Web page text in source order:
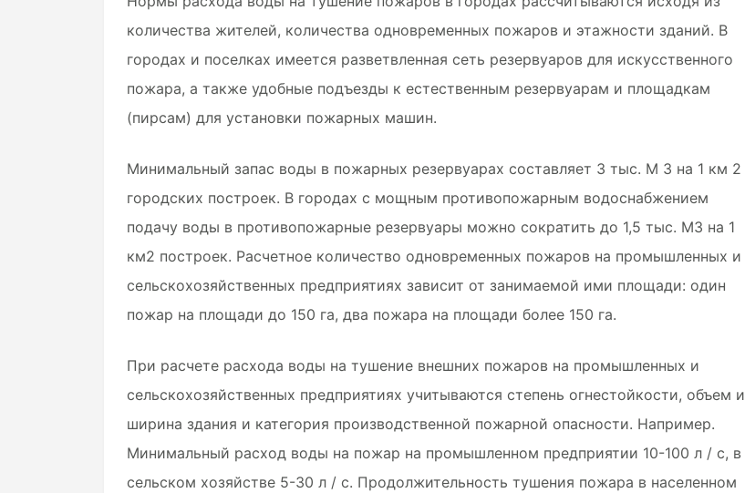
количества жителей, количества одновременных пожаров и этажности зданий. В
городах и поселках имеется разветвленная сеть резервуаров для искусственного
пожара, а также удобные подъезды к естественным резервуарам и площадкам
(пирсам) для установки пожарных машин.
Минимальный запас воды в пожарных резервуарах составляет 3 тыс. М 3 на 1 км 2
городских построек. В городах с мощным противопожарным водоснабжением
подачу воды в противопожарные резервуары можно сократить до 1,5 тыс. М3 на 1
км2 построек. Расчетное количество одновременных пожаров на промышленных и
сельскохозяйственных предприятиях зависит от занимаемой ими площади: один
пожар на площади до 150 га, два пожара на площади более 150 га.
При расчете расхода воды на тушение внешних пожаров на промышленных и
сельскохозяйственных предприятиях учитываются степень огнестойкости, объем и
ширина здания и категория производственной пожарной опасности. Например.
Минимальный расход воды на пожар на промышленном предприятии 10-100 л / с, в
сельском хозяйстве 5-30 л / с. Продолжительность тушения пожара в населенном